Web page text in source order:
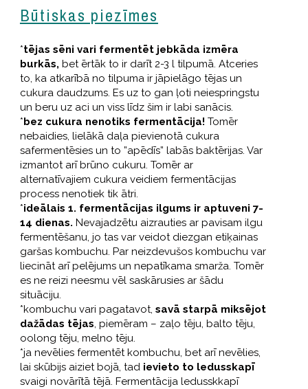
Būtiskas piezīmes
*tējas sēni vari fermentēt jebkāda izmēra
burkās, bet ērtāk to ir darīt 2-3 l tilpumā. Atceries
to, ka atkarībā no tilpuma ir jāpielāgo tējas un
cukura daudzums. Es uz to gan ļoti neiespringstu
un beru uz aci un viss līdz šim ir labi sanācis.
*bez cukura nenotiks fermentācija! Tomēr
nebaidies, lielākā daļa pievienotā cukura
safermentēsies un to ”apēdīs” labās baktērijas. Var
izmantot arī brūno cukuru. Tomēr ar
alternatīvajiem cukura veidiem fermentācijas
process nenotiek tik ātri.
*ideālais 1. fermentācijas ilgums ir aptuveni 7-
14 dienas. Nevajadzētu aizrauties ar pavisam ilgu
fermentēšanu, jo tas var veidot diezgan etiķainas
garšas kombuchu. Par neizdevušos kombuchu var
liecināt arī pelējums un nepatīkama smarža. Tomēr
es ne reizi neesmu vēl saskārusies ar šādu
situāciju.
*kombuchu vari pagatavot, savā starpā miksējot
dažādas tējas, piemēram – zaļo tēju, balto tēju,
oolong tēju, melno tēju.
*ja nevēlies fermentēt kombuchu, bet arī nevēlies,
lai skūbijs aiziet bojā, tad ievieto to ledusskapī
svaigi novārītā tējā. Fermentācija ledusskkapī